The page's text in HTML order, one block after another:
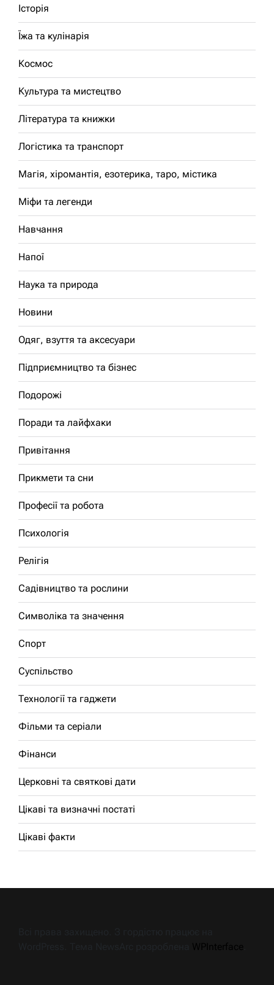
Історія
Їжа та кулінарія
Космос
Культура та мистецтво
Література та книжки
Логістика та транспорт
Магія, хіромантія, езотерика, таро, містика
Міфи та легенди
Навчання
Напої
Наука та природа
Новини
Одяг, взуття та аксесуари
Підприємництво та бізнес
Подорожі
Поради та лайфхаки
Привітання
Прикмети та сни
Професії та робота
Психологія
Релігія
Садівництво та рослини
Символіка та значення
Спорт
Суспільство
Технології та гаджети
Фільми та серіали
Фінанси
Церковні та святкові дати
Цікаві та визначні постаті
Цікаві факти